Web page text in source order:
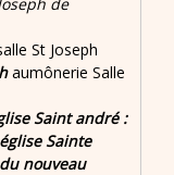
St Joseph
aumônerie Salle
Saint andré :
Sainte
nouveau